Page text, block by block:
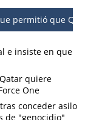
permitió que
e insiste en que
quiere
One
conceder asilo
de "genocidio"